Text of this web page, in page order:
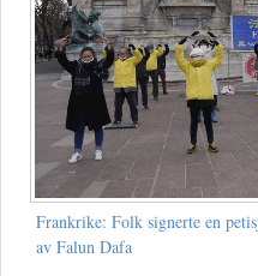
Frankrike: Folk signerte en
av Falun Dafa